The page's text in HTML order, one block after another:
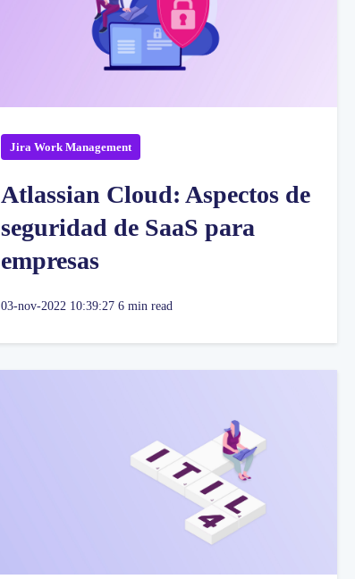
Jira Work Management
Atlassian Cloud: Aspectos de
seguridad de SaaS para
empresas
03-nov-2022 10:39:27 6 min read